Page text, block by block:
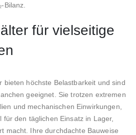
Bilanz.
für vielseitige
bieten höchste Belastbarkeit und sind
geeignet. Sie trotzen extremen
und mechanischen Einwirkungen,
für den täglichen Einsatz in Lager,
macht. Ihre durchdachte Bauweise